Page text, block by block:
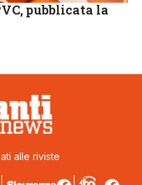
pubblicata la
alle riviste